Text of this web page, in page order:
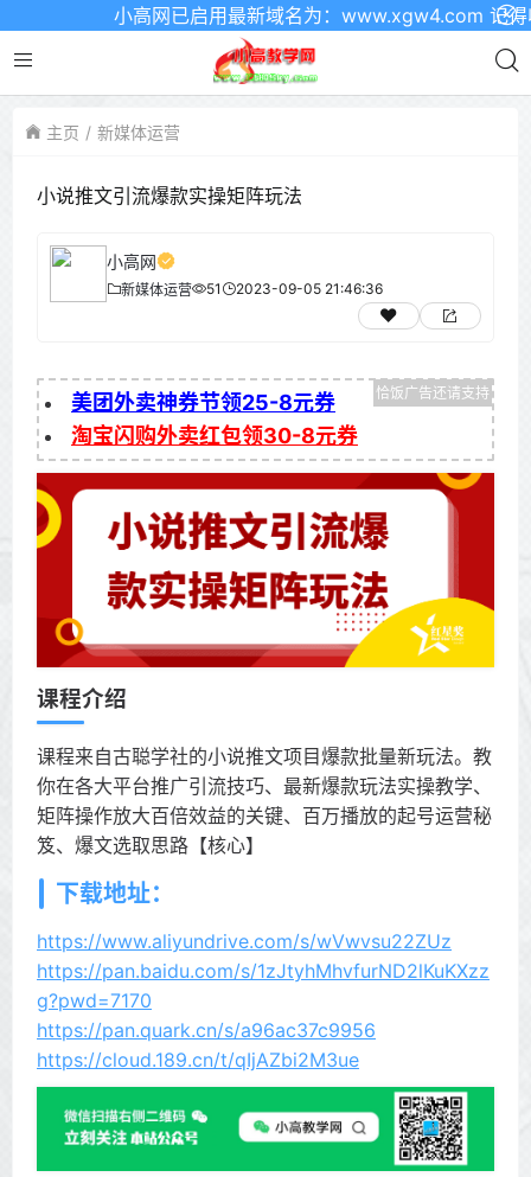
小高网已启用最新域名为：www.xgw4.com 记得收
主页 新媒体运营
小说推文引流爆款实操矩阵玩法
小高网
新媒体运营 51 2023-09-05 21:46:36
美团外卖神券节领25-8元券
淘宝闪购外卖红包领30-8元券
课程介绍
课程来自古聪学社的小说推文项目爆款批量新玩法。教
你在各大平台推广引流技巧、最新爆款玩法实操教学、
矩阵操作放大百倍效益的关键、百万播放的起号运营秘
笈、爆文选取思路【核心】
下载地址：
https://www.aliyundrive.com/s/wVwvsu22ZUz
https://pan.baidu.com/s/1zJtyhMhvfurND2lKuKXzz
g?pwd=7170
https://pan.quark.cn/s/a96ac37c9956
https://cloud.189.cn/t/qIjAZbi2M3ue